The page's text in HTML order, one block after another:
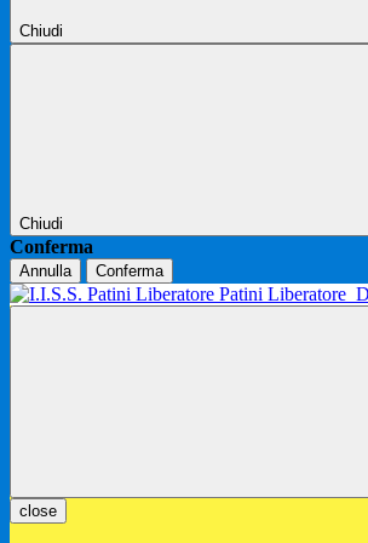
Chiudi
Chiudi
Conferma
Annulla Conferma
Patini Liberatore
close